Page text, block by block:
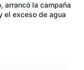
arrancó la campaña
el exceso de agua